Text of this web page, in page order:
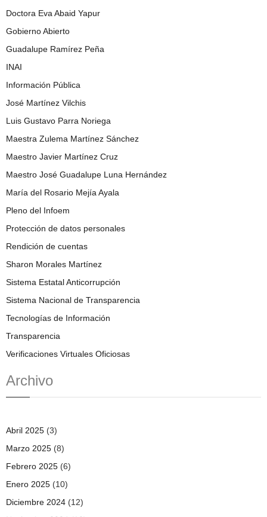
Doctora Eva Abaid Yapur
Gobierno Abierto
Guadalupe Ramírez Peña
INAI
Información Pública
José Martínez Vilchis
Luis Gustavo Parra Noriega
Maestra Zulema Martínez Sánchez
Maestro Javier Martínez Cruz
Maestro José Guadalupe Luna Hernández
María del Rosario Mejía Ayala
Pleno del Infoem
Protección de datos personales
Rendición de cuentas
Sharon Morales Martínez
Sistema Estatal Anticorrupción
Sistema Nacional de Transparencia
Tecnologías de Información
Transparencia
Verificaciones Virtuales Oficiosas
Archivo
Abril 2025 (3)
Marzo 2025 (8)
Febrero 2025 (6)
Enero 2025 (10)
Diciembre 2024 (12)